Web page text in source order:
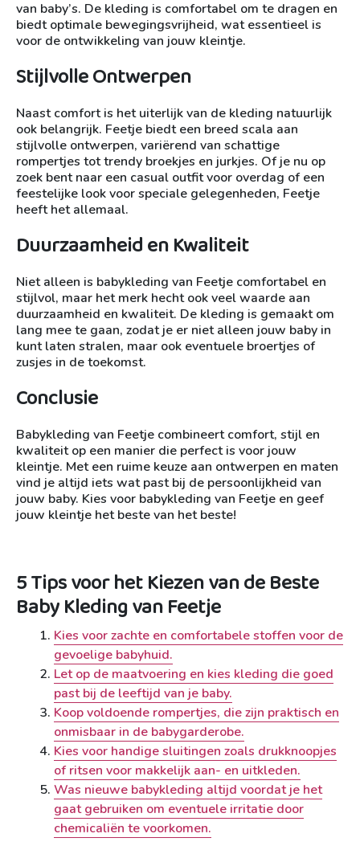
van baby’s. De kleding is comfortabel om te dragen en
biedt optimale bewegingsvrijheid, wat essentieel is
voor de ontwikkeling van jouw kleintje.
Stijlvolle Ontwerpen
Naast comfort is het uiterlijk van de kleding natuurlijk
ook belangrijk. Feetje biedt een breed scala aan
stijlvolle ontwerpen, variërend van schattige
rompertjes tot trendy broekjes en jurkjes. Of je nu op
zoek bent naar een casual outfit voor overdag of een
feestelijke look voor speciale gelegenheden, Feetje
heeft het allemaal.
Duurzaamheid en Kwaliteit
Niet alleen is babykleding van Feetje comfortabel en
stijlvol, maar het merk hecht ook veel waarde aan
duurzaamheid en kwaliteit. De kleding is gemaakt om
lang mee te gaan, zodat je er niet alleen jouw baby in
kunt laten stralen, maar ook eventuele broertjes of
zusjes in de toekomst.
Conclusie
Babykleding van Feetje combineert comfort, stijl en
kwaliteit op een manier die perfect is voor jouw
kleintje. Met een ruime keuze aan ontwerpen en maten
vind je altijd iets wat past bij de persoonlijkheid van
jouw baby. Kies voor babykleding van Feetje en geef
jouw kleintje het beste van het beste!
5 Tips voor het Kiezen van de Beste
Baby Kleding van Feetje
Kies voor zachte en comfortabele stoffen voor de
gevoelige babyhuid.
Let op de maatvoering en kies kleding die goed
past bij de leeftijd van je baby.
Koop voldoende rompertjes, die zijn praktisch en
onmisbaar in de babygarderobe.
Kies voor handige sluitingen zoals drukknoopjes
of ritsen voor makkelijk aan- en uitkleden.
Was nieuwe babykleding altijd voordat je het
gaat gebruiken om eventuele irritatie door
chemicaliën te voorkomen.